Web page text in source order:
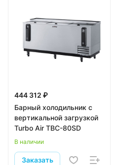
444 312 ₽
Барный холодильник с
вертикальной загрузкой
Turbo Air TBC-80SD
В наличии
Заказать